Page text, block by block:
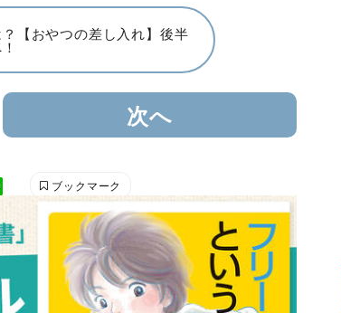
【おやつの差し入れ】後半
次へ
ブックマーク